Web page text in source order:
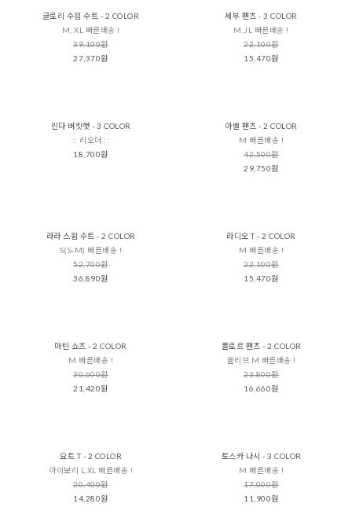
글로리 수읨 수트 - 2 COLOR
M, XL 빠른배송 !
39,100원
27,370원
세부 팬츠 - 3 COLOR
M,JL 빠른배송 !
22,100원
15,470원
린다 버킷햇 - 3 COLOR
:: 리오더 ::
18,700원
아벨 팬츠 - 2 COLOR
M 빠른배송 !
42,500원
29,750원
라라 스윔 수트 - 2 COLOR
S(S-M) 빠른배송 !
52,700원
36,890원
라디오 T - 2 COLOR
M 빠른배송 !
22,100원
15,470원
마틴 쇼츠 - 2 COLOR
M 빠른배송 !
30,600원
21,420원
플로르 팬츠 - 2 COLOR
올리브 M 빠른배송 !
23,800원
16,660원
요트 T - 2 COLOR
아이보리 L,XL 빠른배송 !
20,400원
14,280원
토스카 나시 - 3 COLOR
M 빠른배송 !
17,000원
11,900원